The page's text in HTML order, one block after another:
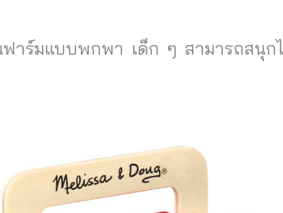
ร์มแบบพกพา เด็ก ๆ สามารถสนุกไ